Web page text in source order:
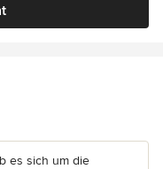
Sternen
es sich um die